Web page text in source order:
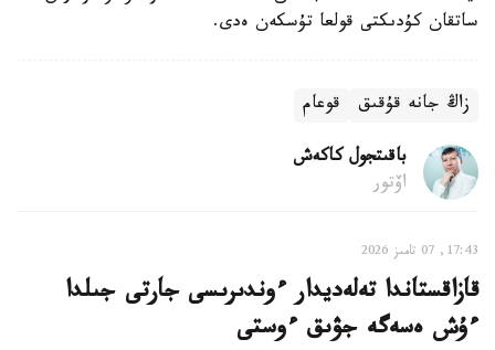
ساتقان كۇدىكتى قولعا تۇسكەن ەدى.
زاڭ جانە قۇقىق قوعام
باقىتجول كاكەش
اۆتور
17:43, 07 تامىز 2026
قازاقستاندا تەلەديدار ءوندىرىسى جارتى جىلدا
ءۇش ەسەگە جۋىق ءوستى